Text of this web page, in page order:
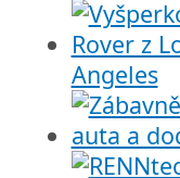
Angeles